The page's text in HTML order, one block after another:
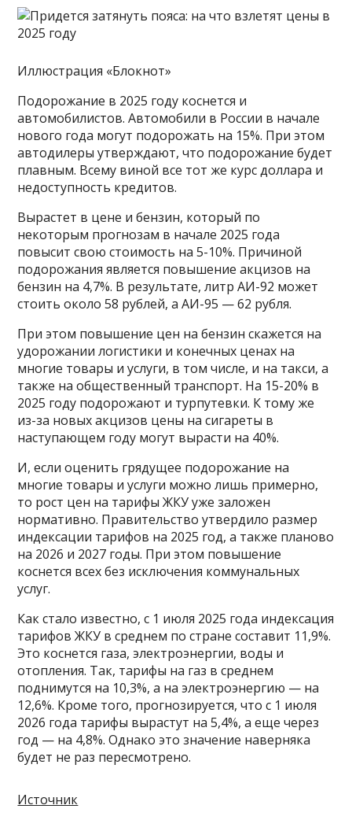
Иллюстрация «Блокнот»
Подорожание в 2025 году коснется и
автомобилистов. Автомобили в России в начале
нового года могут подорожать на 15%. При этом
автодилеры утверждают, что подорожание будет
плавным. Всему виной все тот же курс доллара и
недоступность кредитов.
Вырастет в цене и бензин, который по
некоторым прогнозам в начале 2025 года
повысит свою стоимость на 5-10%. Причиной
подорожания является повышение акцизов на
бензин на 4,7%. В результате, литр АИ-92 может
стоить около 58 рублей, а АИ-95 — 62 рубля.
При этом повышение цен на бензин скажется на
удорожании логистики и конечных ценах на
многие товары и услуги, в том числе, и на такси, а
также на общественный транспорт. На 15-20% в
2025 году подорожают и турпутевки. К тому же
из-за новых акцизов цены на сигареты в
наступающем году могут вырасти на 40%.
И, если оценить грядущее подорожание на
многие товары и услуги можно лишь примерно,
то рост цен на тарифы ЖКУ уже заложен
нормативно. Правительство утвердило размер
индексации тарифов на 2025 год, а также планово
на 2026 и 2027 годы. При этом повышение
коснется всех без исключения коммунальных
услуг.
Как стало известно, с 1 июля 2025 года индексация
тарифов ЖКУ в среднем по стране составит 11,9%.
Это коснется газа, электроэнергии, воды и
отопления. Так, тарифы на газ в среднем
поднимутся на 10,3%, а на электроэнергию — на
12,6%. Кроме того, прогнозируется, что с 1 июля
2026 года тарифы вырастут на 5,4%, а еще через
год — на 4,8%. Однако это значение наверняка
будет не раз пересмотрено.
Источник